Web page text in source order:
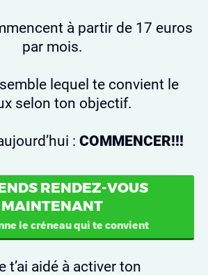
à partir de 17 euros
par mois.
lequel te convient le
selon ton objectif.
: COMMENCER!!!
RENDEZ-VOUS
MAINTENANT
le créneau qui te convient
t’ai aidé à activer ton